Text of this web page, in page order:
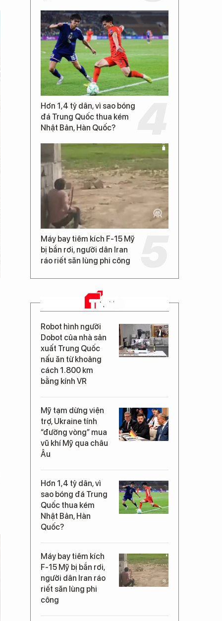
Hơn 1,4 tỷ dân, vì sao bóng
đá Trung Quốc thua kém
Nhật Bản, Hàn Quốc?
Máy bay tiêm kích F-15 Mỹ
bị bắn rơi, người dân Iran
ráo riết săn lùng phi công
TIN MỚI
Robot hình người
Dobot của nhà sản
xuất Trung Quốc
nấu ăn từ khoảng
cách 1.800 km
bằng kính VR
Mỹ tạm dừng viện
trợ, Ukraine tính
“đường vòng” mua
vũ khí Mỹ qua châu
Âu
Hơn 1,4 tỷ dân, vì
sao bóng đá Trung
Quốc thua kém
Nhật Bản, Hàn
Quốc?
Máy bay tiêm kích
F-15 Mỹ bị bắn rơi,
người dân Iran ráo
riết săn lùng phi
công